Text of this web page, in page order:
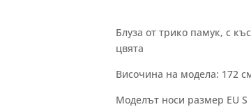
Блуза от трико памук, с
цвята
Височина на модела: 172
Моделът носи размер EU S